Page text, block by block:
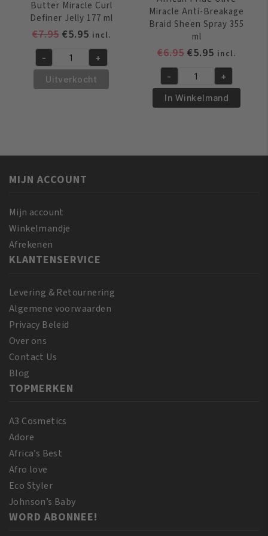
Butter Miracle Curl
Definer Jelly 177 ml
€7.95 Oorspronkelijke
was:
€7.95.
€5.95Huidige
prijs
is:
€5.95.
incl.
African
Pride
Shea
177
aantal
- +
Uitverkocht
Miracle Anti-Breakage
Braid Sheen Spray 355
ml
€6.95
was:
€6.95.
€5.95 Huidige
prijs
is:
€5.95.
incl.
African
Pride
Olive
Breakage
- +
In Winkelmand
MIJN ACCOUNT
Mijn account
Winkelmandje
Afrekenen
KLANTENSERVICE
Levering & Retournering
Algemene voorwaarden
Privacy Beleid
Over ons
Contact Us
Blog
TOPMERKEN
A3 Cosmetics
Adore
Africa’s Best
Afro love
Eco Styler
Johnson’s Baby
WORD ABONNEE!